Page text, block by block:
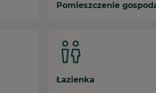
Pomieszczenie
Łazienka